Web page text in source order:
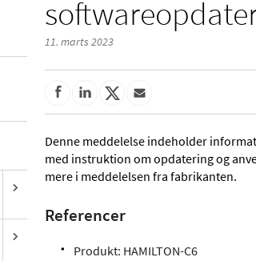
11. marts 2023
Denne meddelelse indeholder
med instruktion om opdatering og
mere i meddelelsen fra fabrikanten.
Referencer
Produkt: HAMILTON-C6